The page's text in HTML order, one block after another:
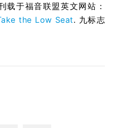
载于福音联盟英文网站：
the Low Seat. 九标志